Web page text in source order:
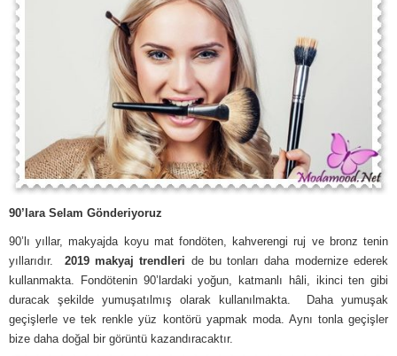
90’lara Selam Gönderiyoruz
90’lı yıllar, makyajda koyu mat fondöten, kahverengi ruj ve bronz tenin
yıllarıdır. 2019 makyaj trendleri de bu tonları daha modernize ederek
kullanmakta. Fondötenin 90’lardaki yoğun, katmanlı hâli, ikinci ten gibi
duracak şekilde yumuşatılmış olarak kullanılmakta. Daha yumuşak
geçişlerle ve tek renkle yüz kontörü yapmak moda. Aynı tonla geçişler
bize daha doğal bir görüntü kazandıracaktır.